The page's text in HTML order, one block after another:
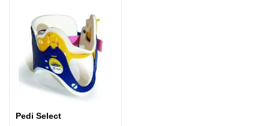
Pedi Select